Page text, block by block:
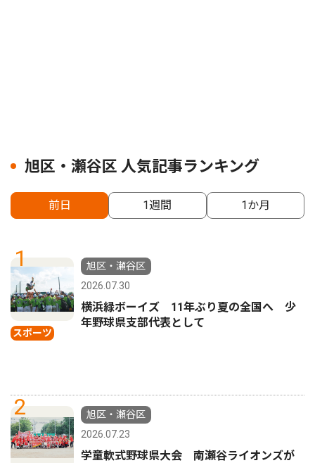
旭区・瀬谷区 人気記事ランキング
前日 1週間 1か月
1
スポーツ
旭区・瀬谷区
2026.07.30
横浜緑ボーイズ 11年ぶり夏の全国へ 少
年野球県支部代表として
2
旭区・瀬谷区
2026.07.23
学童軟式野球県大会 南瀬谷ライオンズが